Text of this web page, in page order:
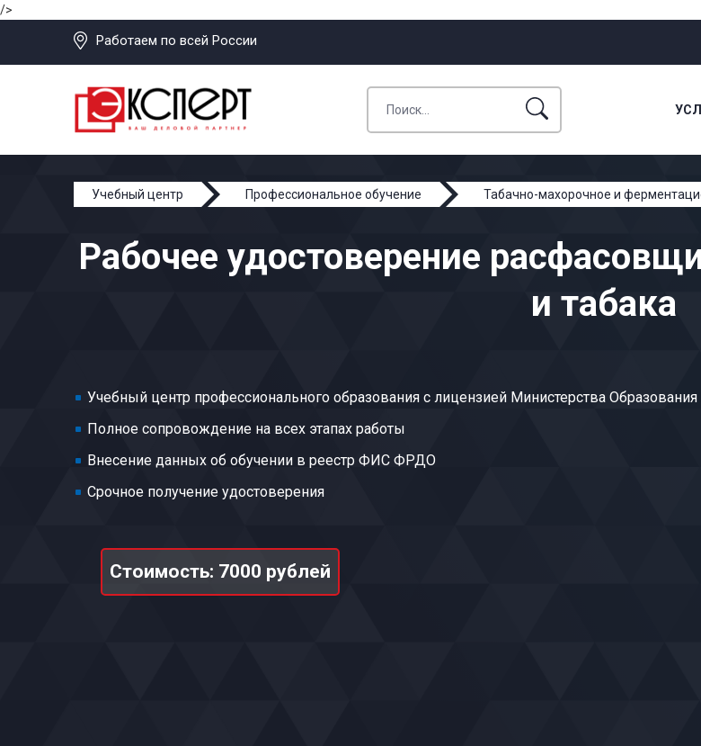
/>
Работаем по всей России
Учебный центр Профессиональное обучение
Табачно-махорочное и
Рабочее удостоверение
и табака
Учебный центр профессионального образования с лицензией Министерства
Полное сопровождение на всех этапах работы
Внесение данных об обучении в реестр ФИС ФРДО
Срочное получение удостоверения
Стоимость: 7000 рублей